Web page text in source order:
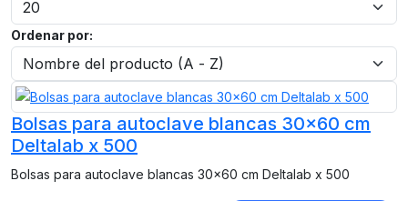
Ordenar por:
Bolsas para autoclave blancas 30x60 cm
Deltalab x 500
Bolsas para autoclave blancas 30x60 cm Deltalab x 500